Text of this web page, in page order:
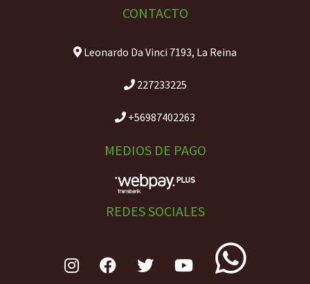
CONTACTO
Leonardo Da Vinci 7193, La Reina
227233225
+56987402263
MEDIOS DE PAGO
REDES SOCIALES